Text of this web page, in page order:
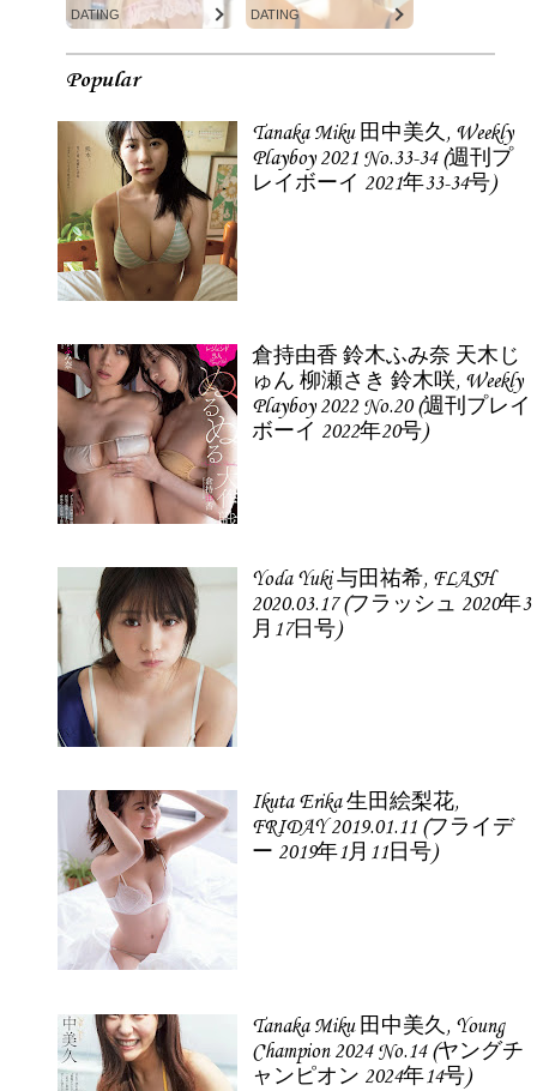
DATING DATING
Popular
Tanaka Miku 田中美久, Weekly
Playboy 2021 No.33-34 (週刊プ
レイボーイ 2021年33-34号)
倉持由香 鈴木ふみ奈 天木じ
ゅん 柳瀬さき 鈴木咲, Weekly
Playboy 2022 No.20 (週刊プレイ
ボーイ 2022年20号)
Yoda Yuki 与田祐希, FLASH
2020.03.17 (フラッシュ 2020年3
月17日号)
Ikuta Erika 生田絵梨花,
FRIDAY 2019.01.11 (フライデ
ー 2019年1月11日号)
Tanaka Miku 田中美久, Young
Champion 2024 No.14 (ヤングチ
ャンピオン 2024年14号)